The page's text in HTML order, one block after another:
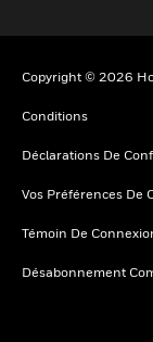
Copyright © 2026
Conditions
Déclarations De
Vos Préférences De
Témoin De
Désabonnement